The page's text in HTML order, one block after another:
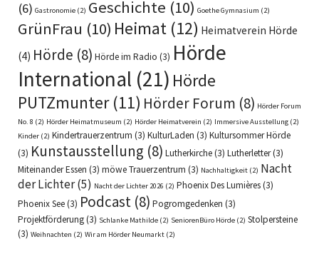
(6) Gastronomie (2) Geschichte (10) Goethe Gymnasium (2)
GrünFrau (10) Heimat (12) Heimatverein Hörde
(4) Hörde (8) Hörde im Radio (3) Hörde
International (21) Hörde
PUTZmunter(11) Hörder Forum (8) Hörder Forum
No. 8 (2) Hörder Heimatmuseum (2) Hörder Heimatverein (2) Immersive Ausstellung (2)
Kinder (2) Kindertrauerzentrum (3) KulturLaden (3) Kultursommer Hörde
(3) Kunstausstellung (8) Lutherkirche(3) Lutherletter(3)
Miteinander Essen (3) möwe Trauerzentrum (3) Nachhaltigkeit (2) Nacht
der Lichter(5) Nacht der Lichter 2026 (2) Phoenix Des Lumières(3)
Phoenix See(3) Podcast (8) Pogromgedenken (3)
Projektförderung(3) Schlanke Mathilde (2) SeniorenBüro Hörde (2) Stolpersteine
(3) Weihnachten (2) Wir am Hörder Neumarkt (2)